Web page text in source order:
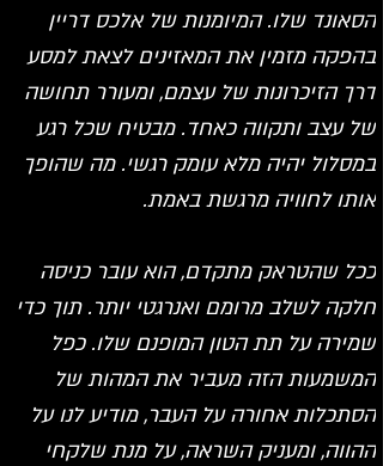
הסאונד שלו. המיומנות של אלכס דריין
בהפקה מזמין את המאזינים לצאת למסע
דרך הזיכרונות של עצמם, ומעורר תחושה
של עצב ותקווה כאחד. מבטיח שכל רגע
במסלול יהיה מלא עומק רגשי. מה שהופך
אותו לחוויה מרגשת באמת.
ככל שהטראק מתקדם, הוא עובר כניסה
חלקה לשלב מרומם ואנרגטי יותר. תוך כדי
שמירה על תת הטון המופנם שלו. כפל
המשמעות הזה מעביר את המהות של
הסתכלות אחורה על העבר, מודיע לנו על
ההווה, ומעניק השראה, על מנת שלקחי